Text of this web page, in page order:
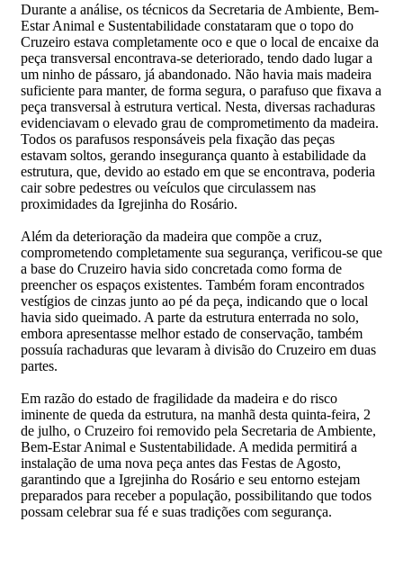
Durante a análise, os técnicos da Secretaria de Ambiente, Bem-
Estar Animal e Sustentabilidade constataram que o topo do
Cruzeiro estava completamente oco e que o local de encaixe da
peça transversal encontrava-se deteriorado, tendo dado lugar a
um ninho de pássaro, já abandonado. Não havia mais madeira
suficiente para manter, de forma segura, o parafuso que fixava a
peça transversal à estrutura vertical. Nesta, diversas rachaduras
evidenciavam o elevado grau de comprometimento da madeira.
Todos os parafusos responsáveis pela fixação das peças
estavam soltos, gerando insegurança quanto à estabilidade da
estrutura, que, devido ao estado em que se encontrava, poderia
cair sobre pedestres ou veículos que circulassem nas
proximidades da Igrejinha do Rosário.
Além da deterioração da madeira que compõe a cruz,
comprometendo completamente sua segurança, verificou-se que
a base do Cruzeiro havia sido concretada como forma de
preencher os espaços existentes. Também foram encontrados
vestígios de cinzas junto ao pé da peça, indicando que o local
havia sido queimado. A parte da estrutura enterrada no solo,
embora apresentasse melhor estado de conservação, também
possuía rachaduras que levaram à divisão do Cruzeiro em duas
partes.
Em razão do estado de fragilidade da madeira e do risco
iminente de queda da estrutura, na manhã desta quinta-feira, 2
de julho, o Cruzeiro foi removido pela Secretaria de Ambiente,
Bem-Estar Animal e Sustentabilidade. A medida permitirá a
instalação de uma nova peça antes das Festas de Agosto,
garantindo que a Igrejinha do Rosário e seu entorno estejam
preparados para receber a população, possibilitando que todos
possam celebrar sua fé e suas tradições com segurança.